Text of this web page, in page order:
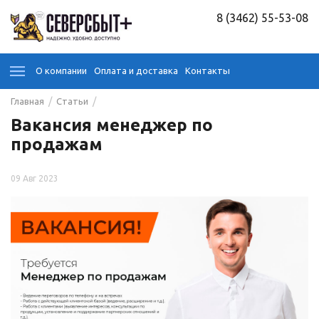
8 (3462) 55-53-08
О компании Оплата и доставка Контакты
Главная / Статьи /
Вакансия менеджер по
продажам
09 Авг 2023